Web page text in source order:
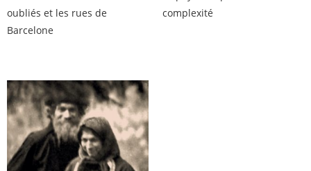
oubliés et les rues de
Barcelone
complexité